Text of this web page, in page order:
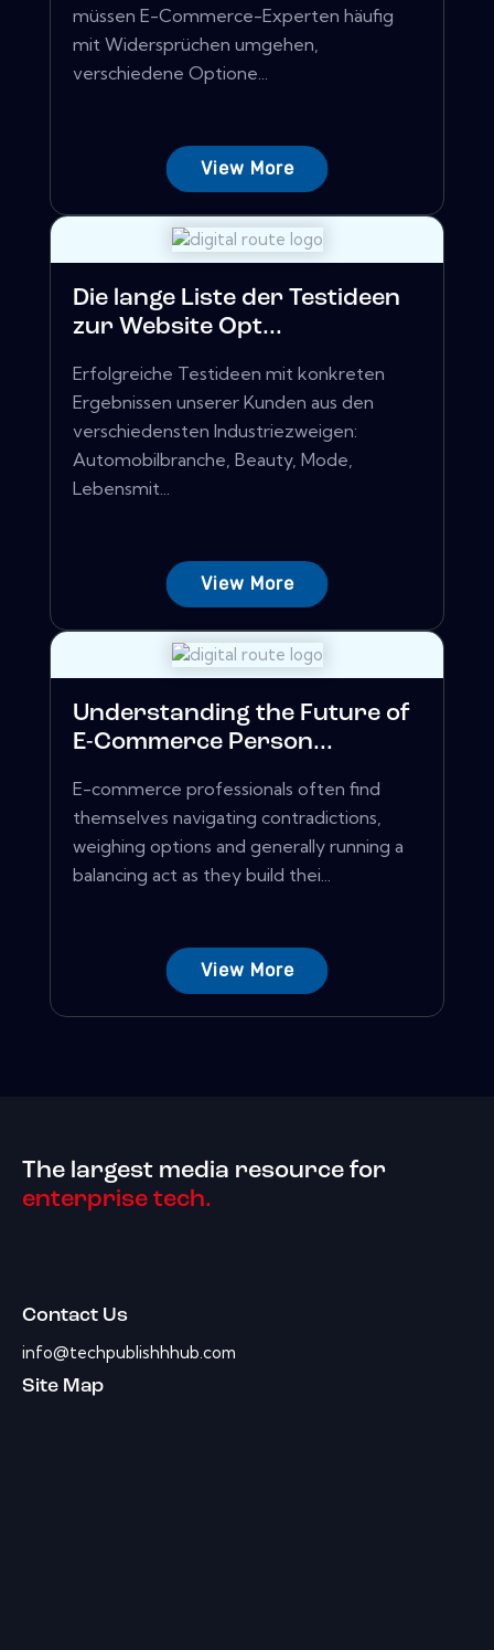
müssen E-Commerce-Experten häufig
mit Widersprüchen umgehen,
verschiedene Optione...
View More
Die lange Liste der Testideen
zur Website Opt...
Erfolgreiche Testideen mit konkreten
Ergebnissen unserer Kunden aus den
verschiedensten Industriezweigen:
Automobilbranche, Beauty, Mode,
Lebensmit...
View More
Understanding the Future of
E-Commerce Person...
E-commerce professionals often find
themselves navigating contradictions,
weighing options and generally running a
balancing act as they build thei...
View More
The largest media resource for
enterprise tech.
Contact Us
info@techpublishhhub.com
Site Map